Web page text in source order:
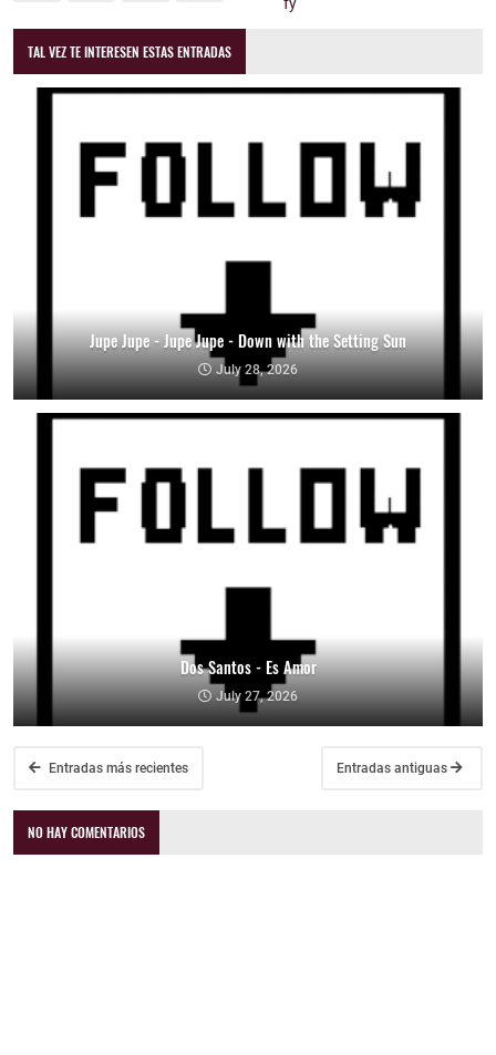
TAL VEZ TE INTERESEN ESTAS ENTRADAS
Jupe Jupe - Jupe Jupe - Down with the Setting Sun
July 28, 2026
Dos Santos - Es Amor
July 27, 2026
Entradas más recientes Entradas antiguas
NO HAY COMENTARIOS